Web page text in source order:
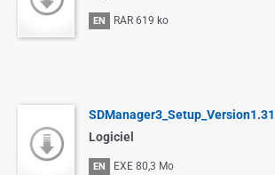
EN RAR 619 ko
SDManager3_Setup_Version1.31
Logiciel
EN EXE 80,3 Mo